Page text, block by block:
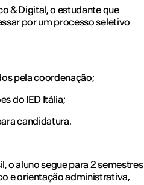
& Digital, o estudante que
por um processo seletivo
pela coordenação;
do IED Itália;
candidatura.
o aluno segue para 2 semestres
e orientação administrativa,